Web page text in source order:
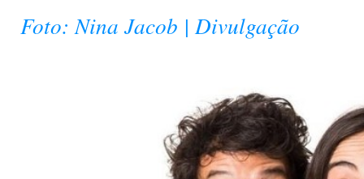
Foto: Nina Jacob | Divulgação